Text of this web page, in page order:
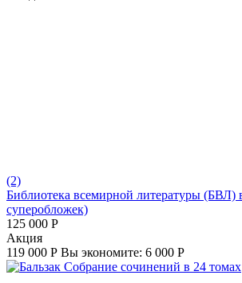
(2)
Библиотека всемирной литературы (БВЛ)
суперобложек)
125 000 Р
Aкция
119 000 Р Вы экономите: 6 000 Р